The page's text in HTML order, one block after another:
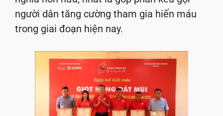
người dân tăng cường tham gia hiến máu
trong giai đoạn hiện nay.